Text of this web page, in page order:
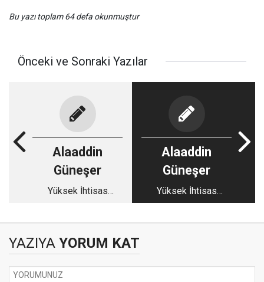
Bu yazı toplam 64 defa okunmuştur
Önceki ve Sonraki Yazılar
Alaaddin
Güneşer
Yüksek İhtisas
Alaaddin
Güneşer
Yüksek İhtisas
Hastanesinde bunlar
YAZIYA YORUM KAT